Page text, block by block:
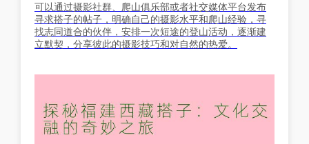
可以通过摄影社群、爬山俱乐部或者社交媒体平台发布
寻求搭子的帖子，明确自己的摄影水平和爬山经验，寻
找志同道合的伙伴，安排一次短途的登山活动，逐渐建
立默契，分享彼此的摄影技巧和对自然的热爱。